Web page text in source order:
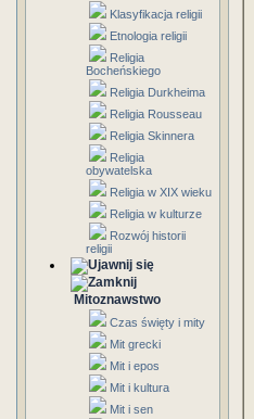
Klasyfikacja religii
Etnologia religii
Religia
Bocheńskiego
Religia Durkheima
Religia Rousseau
Religia Skinnera
Religia
obywatelska
Religia w XIX wieku
Religia w kulturze
Rozwój historii
religii
Mitoznawstwo
Czas święty i mity
Mit grecki
Mit i epos
Mit i kultura
Mit i sen